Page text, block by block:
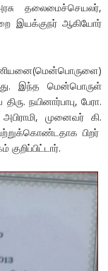
தலைமைச்செயலர்,
இயக்குநர் ஆகியோர்
இந்த மென்பொருள்
நயினார்பாபு, பேரா.
முனைவர் கி.
பிறர்